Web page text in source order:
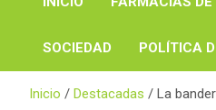
SOCIEDAD POLÍTICA
Inicio Destacadas La